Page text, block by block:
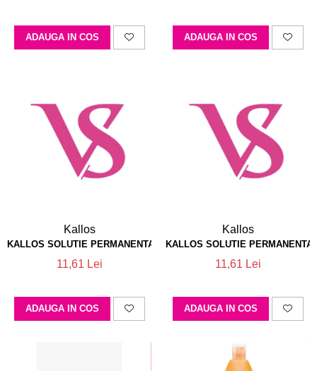
ADAUGA IN COS ADAUGA IN COS
Kallos
KALLOS SOLUTIE PERMANENTA  X FOARTE PUTERNICA
11,61 Lei
ADAUGA IN COS
Kallos
KALLOS SOLUTIE PERMANENTA
11,61 Lei
ADAUGA IN COS